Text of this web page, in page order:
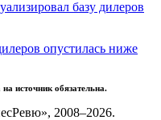
базу дилеров
опустилась ниже
источник обязательна.
2008–2026.